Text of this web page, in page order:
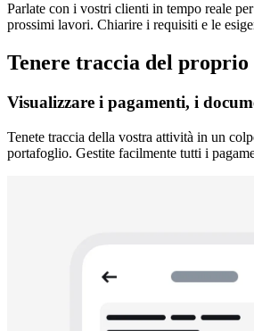
Parlate con i vostri clienti in tempo reale
prossimi lavori. Chiarire i requisiti e le
Tenere traccia del
Visualizzare i pagamenti, i
Tenete traccia della vostra attività in un
portafoglio. Gestite facilmente tutti i